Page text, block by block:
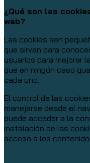
¿Qué son las
web?
Las cookies son
que sirven para
usuarios para mejorar
que en ningún caso
cada uno.
El control de las
manejarse desde el
puede acceder a la
instalación de las
acceso a los